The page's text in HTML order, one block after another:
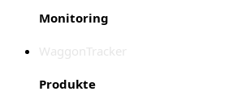
Monitoring
WaggonTracker
Produkte